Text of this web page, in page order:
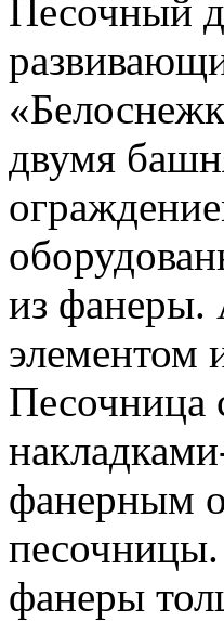
Песочный
двумя
из фанеры.
элементом
Песочница
фанерным
фанеры